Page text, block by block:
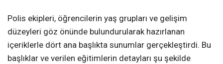
Polis ekipleri, öğrencilerin yaş grupları ve gelişim
düzeyleri göz önünde bulundurularak hazırlanan
içeriklerle dört ana başlıkta sunumlar gerçekleştirdi. Bu
başlıklar ve verilen eğitimlerin detayları şu şekilde